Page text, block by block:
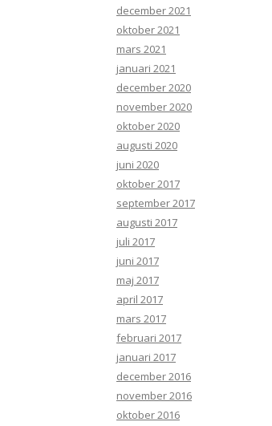
december 2021
oktober 2021
mars 2021
januari 2021
december 2020
november 2020
oktober 2020
augusti 2020
juni 2020
oktober 2017
september 2017
augusti 2017
juli 2017
juni 2017
maj 2017
april 2017
mars 2017
februari 2017
januari 2017
december 2016
november 2016
oktober 2016